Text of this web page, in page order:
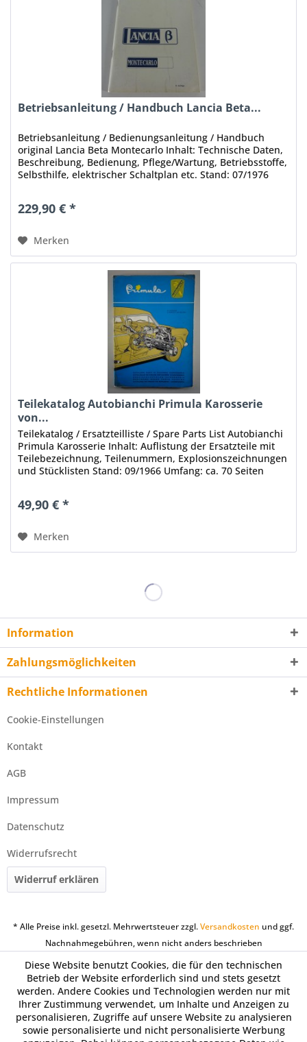
Betriebsanleitung / Handbuch Lancia Beta...
Betriebsanleitung / Bedienungsanleitung / Handbuch
original Lancia Beta Montecarlo Inhalt: Technische Daten,
Beschreibung, Bedienung, Pflege/Wartung, Betriebsstoffe,
Selbsthilfe, elektrischer Schaltplan etc. Stand: 07/1976
229,90 € *
Merken
Teilekatalog Autobianchi Primula Karosserie
von...
Teilekatalog / Ersatzteilliste / Spare Parts List Autobianchi
Primula Karosserie Inhalt: Auflistung der Ersatzteile mit
Teilebezeichnung, Teilenummern, Explosionszeichnungen
und Stücklisten Stand: 09/1966 Umfang: ca. 70 Seiten
49,90 € *
Merken
Information
Zahlungsmöglichkeiten
Rechtliche Informationen
Cookie-Einstellungen
Kontakt
AGB
Impressum
Datenschutz
Widerrufsrecht
Widerruf erklären
* Alle Preise inkl. gesetzl. Mehrwertsteuer zzgl.Versandkosten und ggf.
Nachnahmegebühren, wenn nicht anders beschrieben
Diese Website benutzt Cookies, die für den technischen
Betrieb der Website erforderlich sind und stets gesetzt
werden. Andere Cookies und Technologien werden nur mit
Ihrer Zustimmung verwendet, um Inhalte und Anzeigen zu
personalisieren, Zugriffe auf unsere Website zu analysieren
sowie personalisierte und nicht personalisierte Werbung